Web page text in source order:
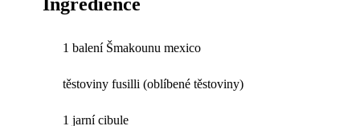
1 balení Šmakounu mexico
těstoviny fusilli (oblíbené těstoviny)
1 jarní cibule